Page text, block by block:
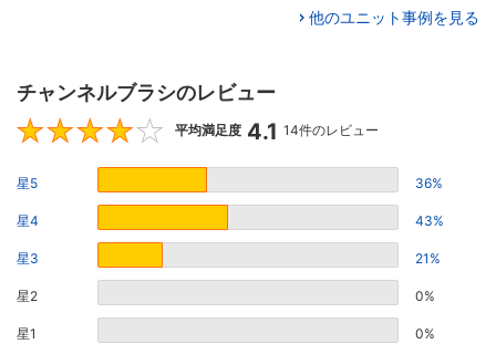
他のユニット事例を見る
チャンネルブラシのレビュー
4.1
平均満足度 4.1 14件のレビュー
星5 36%
星4 43%
星3 21%
星2 0%
星1 0%